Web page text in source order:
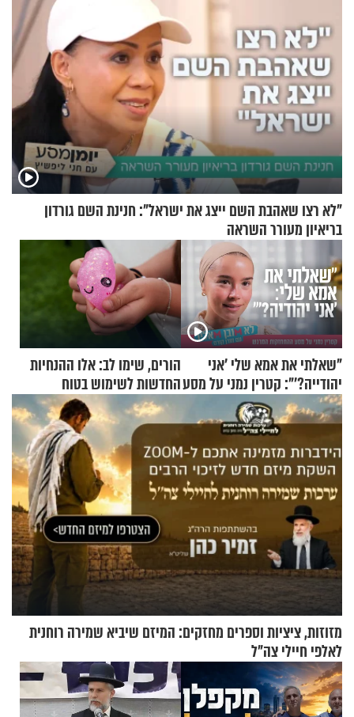
"לא רצו שאהבת השם ייצג את ישראל": חנינת השם גורדון
בריאיון מעורר השראה
"שאלתי את אמא שלי 'אני
יהודייה?'": קטרין נמני על מסע
ההתחזקות המרגש
הורים, שימו לב: אלו ההנחיות
החדשות לשימוש בטוח
בסקווישי לאחר מקרי אשפוז
מזוזות, ציציות וספרים מחזקים: המיזם שיביא שמירה רוחנית
לאלפי חיילי צה"ל